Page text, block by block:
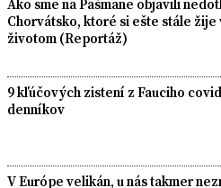
Ako sme na Pašmane objavili
Chorvátsko, ktoré si ešte stále žije
životom (Reportáž)
9 kľúčových zistení z Fauciho
denníkov
V Európe velikán, u nás takmer